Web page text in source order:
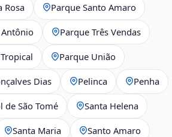
Rosa Parque Santo Amaro
Parque Três Vendas
Parque União
Dias Pelinca Penha
de São Tomé Santa Helena
Santa Maria Santo Amaro